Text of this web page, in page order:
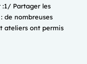
:1/ Partager les
de nombreuses
ateliers ont permis